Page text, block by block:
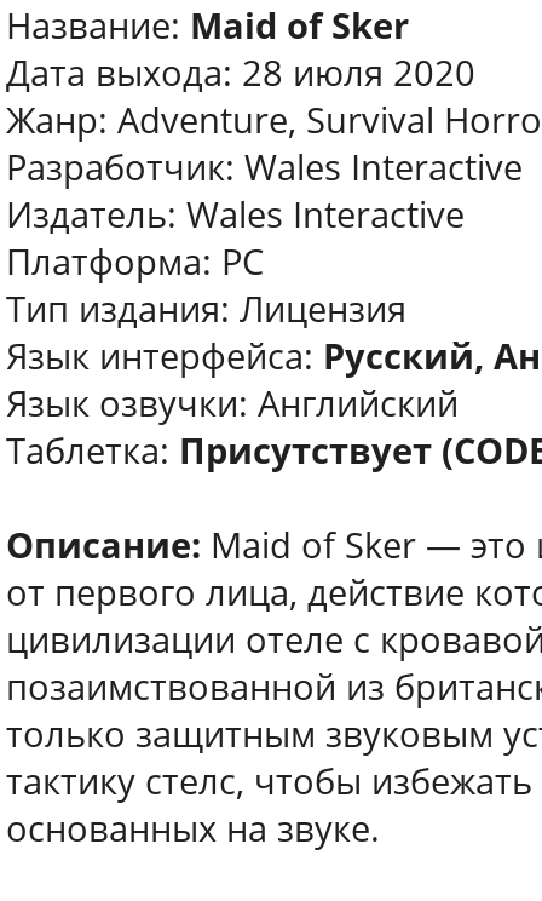
Название: Maid of Sker
Дата выхода: 28 июля 2020
Жанр: Adventure, Survival
Разработчик: Wales Interactive
Издатель: Wales Interactive
Платформа: PC
Тип издания: Лицензия
Язык интерфейса: Русский,
Язык озвучки: Английский
Таблетка: Присутствует
Описание: Maid of Sker — это
от первого лица, действие
цивилизации отеле с
позаимствованной из
только защитным звуковым
тактику стелс, чтобы
основанных на звуке.